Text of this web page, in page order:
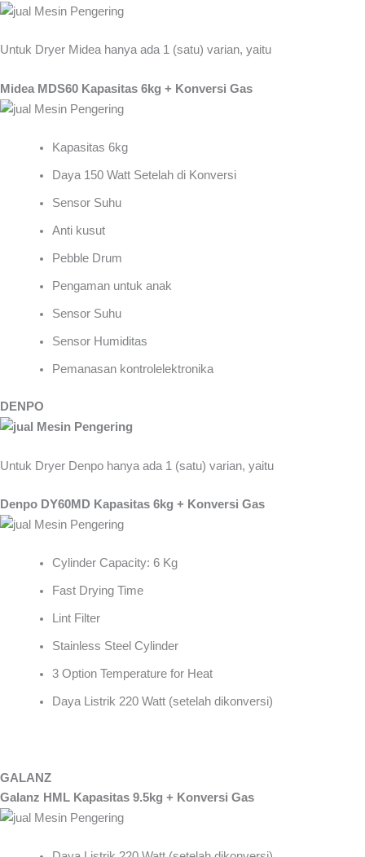
Untuk Dryer Midea hanya ada 1 (satu) varian, yaitu
Midea MDS60 Kapasitas 6kg + Konversi Gas
Kapasitas 6kg
Daya 150 Watt Setelah di Konversi
Sensor Suhu
Anti kusut
Pebble Drum
Pengaman untuk anak
Sensor Suhu
Sensor Humiditas
Pemanasan kontrolelektronika
DENPO
Untuk Dryer Denpo hanya ada 1 (satu) varian, yaitu
Denpo DY60MD Kapasitas 6kg + Konversi Gas
Cylinder Capacity: 6 Kg
Fast Drying Time
Lint Filter
Stainless Steel Cylinder
3 Option Temperature for Heat
Daya Listrik 220 Watt (setelah dikonversi)
GALANZ
Galanz HML Kapasitas 9.5kg + Konversi Gas